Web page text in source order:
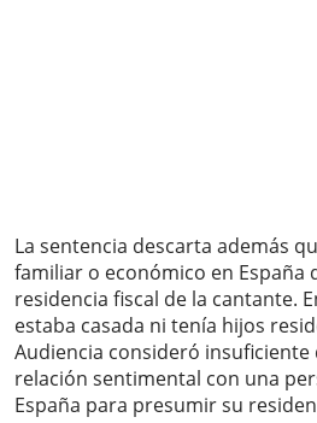
La sentencia descarta además
familiar o económico en España
residencia fiscal de la cantante.
estaba casada ni tenía hijos
Audiencia consideró
relación sentimental con una
España para presumir su